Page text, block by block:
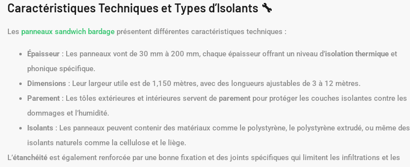
Caractéristiques Techniques et Types d’Isolants 🔧
Les panneaux sandwich bardage présentent différentes caractéristiques techniques :
Épaisseur : Les panneaux vont de 30 mm à 200 mm, chaque épaisseur offrant un niveau d’isolation thermique et
phonique spécifique.
Dimensions : Leur largeur utile est de 1,150 mètres, avec des longueurs ajustables de 3 à 12 mètres.
Parement : Les tôles extérieures et intérieures servent de parement pour protéger les couches isolantes contre les
dommages et l’humidité.
Isolants : Les panneaux peuvent contenir des matériaux comme le polystyrène, le polystyrène extrudé, ou même des
isolants naturels comme la cellulose et le liège.
L’étanchéité est également renforcée par une bonne fixation et des joints spécifiques qui limitent les infiltrations et les